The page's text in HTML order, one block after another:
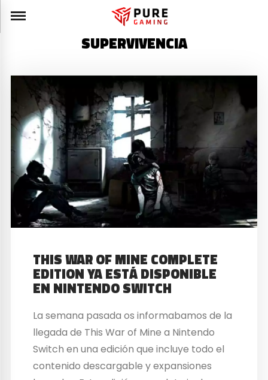
SUPERVIVENCIA
THIS WAR OF MINE COMPLETE
EDITION YA ESTÁ DISPONIBLE
EN NINTENDO SWITCH
La semana pasada os informabamos de la
llegada de This War of Mine a Nintendo
Switch en una edición que incluye todo el
contenido descargable y expansiones